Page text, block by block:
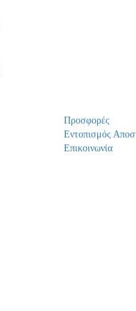
Προσφορές
Εντοπισμός
Επικοινωνία